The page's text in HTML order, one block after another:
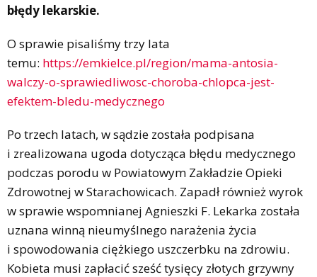
błędy lekarskie.
O sprawie pisaliśmy trzy lata
temu: https://emkielce.pl/region/mama-antosia-
walczy-o-sprawiedliwosc-choroba-chlopca-jest-
efektem-bledu-medycznego
Po trzech latach, w sądzie została podpisana
i zrealizowana ugoda dotycząca błędu medycznego
podczas porodu w Powiatowym Zakładzie Opieki
Zdrowotnej w Starachowicach. Zapadł również wyrok
w sprawie wspomnianej Agnieszki F. Lekarka została
uznana winną nieumyślnego narażenia życia
i spowodowania ciężkiego uszczerbku na zdrowiu.
Kobieta musi zapłacić sześć tysięcy złotych grzywny